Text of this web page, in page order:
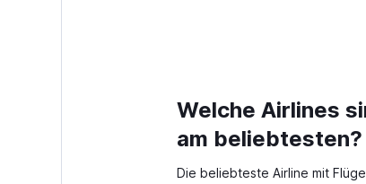
Welche Airlines
am beliebtesten?
Die beliebteste Airline mit